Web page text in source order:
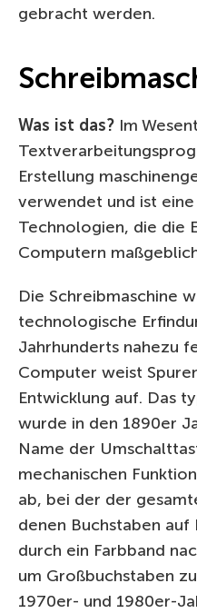
gebracht werden.
Was ist das? Im
Erstellung
verwendet und ist
Technologien, die die
Computern
Die Schreibmaschine
technologische
Jahrhunderts nahezu
Computer weist
Entwicklung auf. Das
wurde in den 1890er
Name der
mechanischen
ab, bei der der
denen Buchstaben
durch ein Farbband
um Großbuchstaben
1970er- und 1980er-